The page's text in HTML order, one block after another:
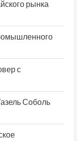
рынка
с
Соболь